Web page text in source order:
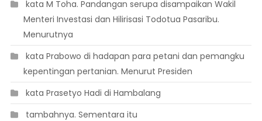
 kata M Toha. Pandangan serupa disampaikan Wakil
Menteri Investasi dan Hilirisasi Todotua Pasaribu.
Menurutnya
 kata Prabowo di hadapan para petani dan pemangku
kepentingan pertanian. Menurut Presiden
 kata Prasetyo Hadi di Hambalang
 tambahnya. Sementara itu